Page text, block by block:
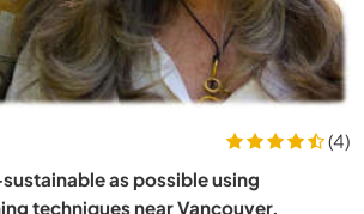
(4)
as possible using
techniques near Vancouver,